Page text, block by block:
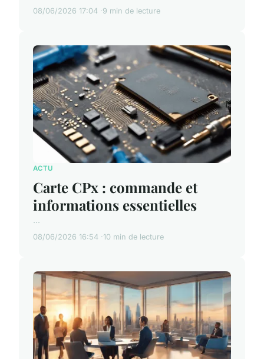
08/06/2026 17:04 9 min de lecture
ACTU
Carte CPx : commande et
informations essentielles
...
08/06/2026 16:54 10 min de lecture